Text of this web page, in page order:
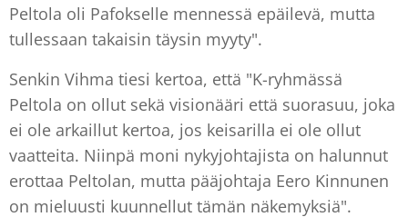
Peltola oli Pafokselle mennessä epäilevä, mutta
tullessaan takaisin täysin myyty".
Senkin Vihma tiesi kertoa, että "K-ryhmässä
Peltola on ollut sekä visionääri että suorasuu, joka
ei ole arkaillut kertoa, jos keisarilla ei ole ollut
vaatteita. Niinpä moni nykyjohtajista on halunnut
erottaa Peltolan, mutta pääjohtaja Eero Kinnunen
on mieluusti kuunnellut tämän näkemyksiä".